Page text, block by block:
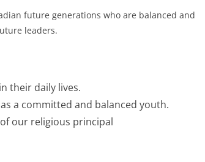
future generations who are balanced and
leaders.
their daily lives.
a committed and balanced youth.
our religious principal